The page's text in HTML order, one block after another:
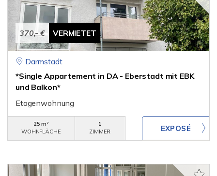
370,- € VERMIETET
Darmstadt
*Single Appartement in DA - Eberstadt mit EBK
und Balkon*
Etagenwohnung
25 m²
WOHNFLÄCHE
1
ZIMMER